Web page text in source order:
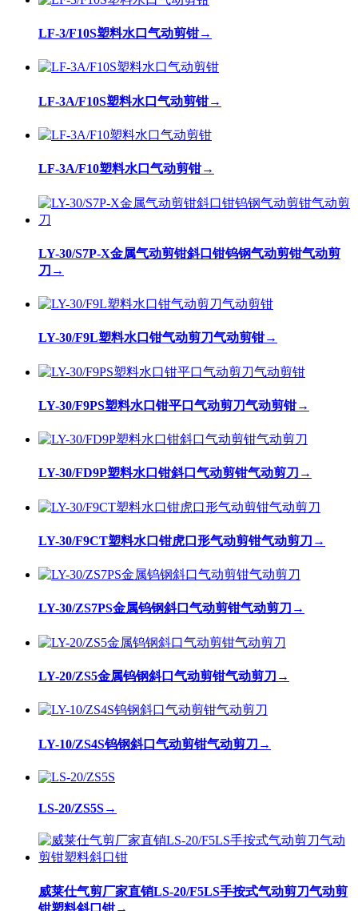
LF-3/F10S塑料水口气动剪钳→
LF-3A/F10S塑料水口气动剪钳→
LF-3A/F10塑料水口气动剪钳→
LY-30/S7P-X金属气动剪钳斜口钳钨钢气动剪钳气动剪
刀 →
LY-30/F9L塑料水口钳气动剪刀气动剪钳→
LY-30/F9PS塑料水口钳平口气动剪刀气动剪钳→
LY-30/FD9P塑料水口钳斜口气动剪钳气动剪刀 →
LY-30/F9CT塑料水口钳虎口形气动剪钳气动剪刀 →
LY-30/ZS7PS金属钨钢斜口气动剪钳气动剪刀 →
LY-20/ZS5金属钨钢斜口气动剪钳气动剪刀 →
LY-10/ZS4S钨钢斜口气动剪钳气动剪刀 →
LS-20/ZS5S→
威莱仕气剪厂家直销LS-20/F5LS手按式气动剪刀气动剪
钳塑料斜口钳→